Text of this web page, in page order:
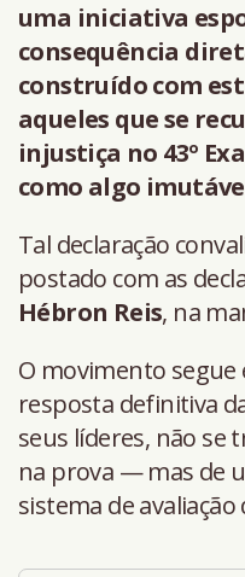
uma iniciativa
consequência
construído com
aqueles que se
injustiça no 43º
como algo
Tal declaração
postado com as
Hébron Reis, na
O movimento
resposta definitiva
seus líderes, não se
na prova — mas de
sistema de